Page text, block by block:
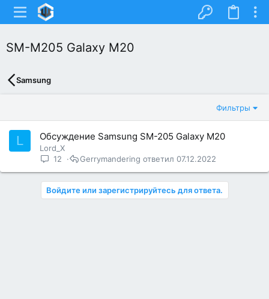
SM-M205 Galaxy M20
Samsung
Фильтры
L Обсуждение Samsung SM-205 Galaxy M20
Lord_X
12
07.12.2022
Gerrymandering
Войдите или зарегистрируйтесь для ответа.